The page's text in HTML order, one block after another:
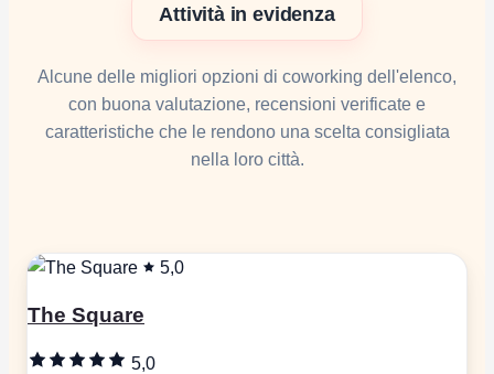
Attività in evidenza
Alcune delle migliori opzioni di coworking dell'elenco,
con buona valutazione, recensioni verificate e
caratteristiche che le rendono una scelta consigliata
nella loro città.
5,0
The Square
5,0